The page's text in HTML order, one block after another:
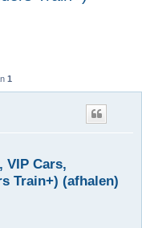
1
VIP Cars,
Train+) (afhalen)